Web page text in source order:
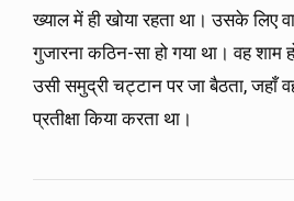
ख्याल में ही खोया रहता था। उसके लिए
गुजारना कठिन-सा हो गया था। वह शाम
उसी समुद्री चट्टान पर जा बैठता, जहाँ
प्रतीक्षा किया करता था।